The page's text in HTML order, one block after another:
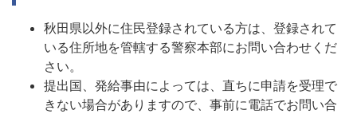
秋田県以外に住民登録されている方は、登録されて
いる住所地を管轄する警察本部にお問い合わせくだ
さい。
提出国、発給事由によっては、直ちに申請を受理で
きない場合がありますので、事前に電話でお問い合